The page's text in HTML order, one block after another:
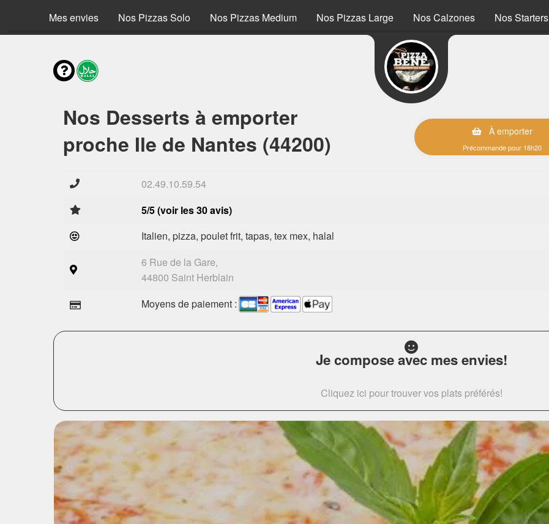
Mes envies Nos Pizzas Solo Nos Pizzas Medium Nos Pizzas Large Nos Calzones Nos Starters
Nos Desserts à emporter
proche Ile de Nantes (44200)
À emporter
Précommande pour 18h20
02.49.10.59.54
5/5 (voir les 30 avis)
Italien, pizza, poulet frit, tapas, tex mex, halal
6 Rue de la Gare,
44800 Saint Herblain
Moyens de paiement :
Je compose avec mes envies!
Cliquez ici pour trouver vos plats préférés!